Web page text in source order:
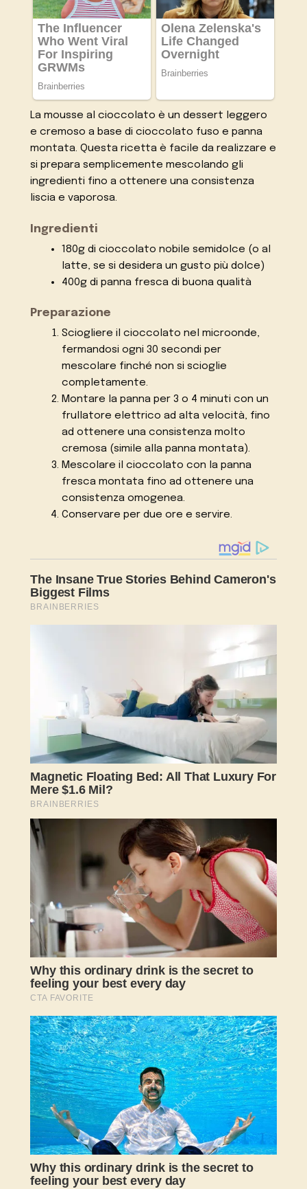
La mousse al cioccolato è un dessert leggero
e cremoso a base di cioccolato fuso e panna
montata. Questa ricetta è facile da realizzare e
si prepara semplicemente mescolando gli
ingredienti fino a ottenere una consistenza
liscia e vaporosa.
Ingredienti
180g di cioccolato nobile semidolce (o al
latte, se si desidera un gusto più dolce)
400g di panna fresca di buona qualità
Preparazione
Sciogliere il cioccolato nel microonde,
fermandosi ogni 30 secondi per
mescolare finché non si scioglie
completamente.
Montare la panna per 3 o 4 minuti con un
frullatore elettrico ad alta velocità, fino
ad ottenere una consistenza molto
cremosa (simile alla panna montata).
Mescolare il cioccolato con la panna
fresca montata fino ad ottenere una
consistenza omogenea.
Conservare per due ore e servire.